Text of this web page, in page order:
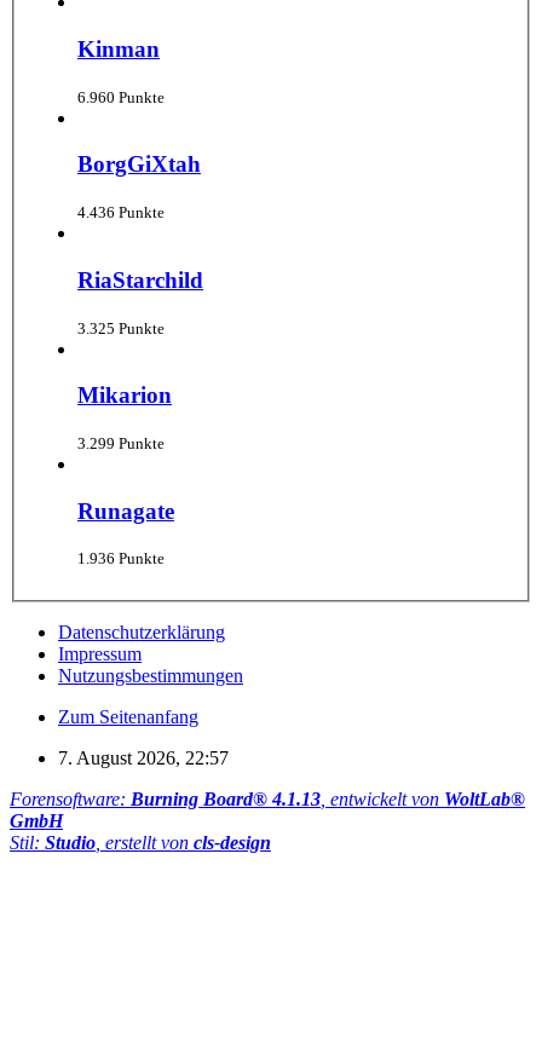
Kinman
6.960 Punkte
BorgGiXtah
4.436 Punkte
RiaStarchild
3.325 Punkte
Mikarion
3.299 Punkte
Runagate
1.936 Punkte
Datenschutzerklärung
Impressum
Nutzungsbestimmungen
Zum Seitenanfang
7. August 2026, 22:57
Forensoftware: Burning Board® 4.1.13 , entwickelt von WoltLab®
GmbH
Stil: Studio , erstellt von cls-design